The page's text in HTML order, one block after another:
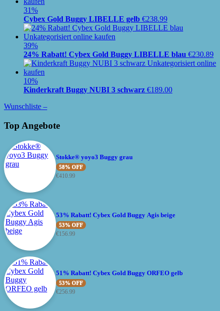
31%
Cybex Gold Buggy LIBELLE gelb €238.99
39%
24% Rabatt! Cybex Gold Buggy LIBELLE blau €230.89
10%
Kinderkraft Buggy NUBI 3 schwarz €189.00
Wunschliste –
Top Angebote
Stokke® yoyo3 Buggy grau
58% OFF
€410.99
53% Rabatt! Cybex Gold Buggy Agis beige
53% OFF
€156.99
51% Rabatt! Cybex Gold Buggy ORFEO gelb
53% OFF
€256.99